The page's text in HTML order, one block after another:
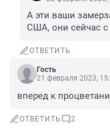
А эти ваши
США, они сейчас
ОТВЕТИТЬ
Гость
21 февраля 2023,
вперед к
ОТВЕТИТЬ 2